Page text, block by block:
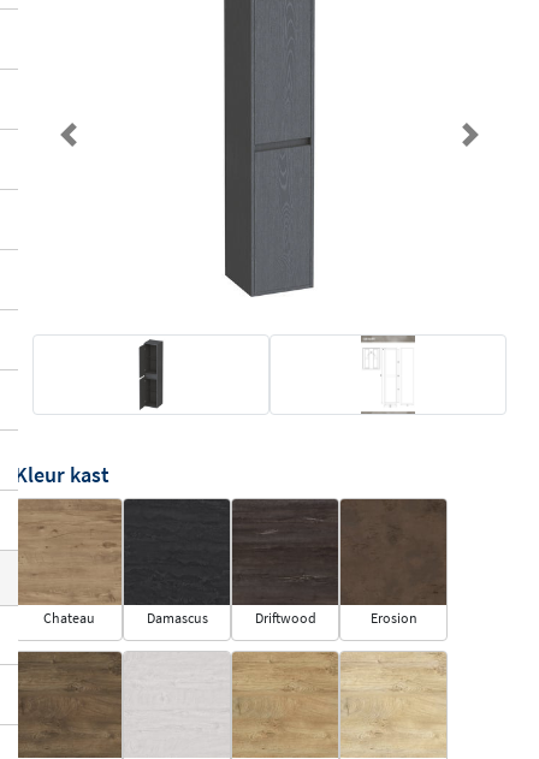
Previous Next
Kleur kast
Chateau Damascus Driftwood Erosion